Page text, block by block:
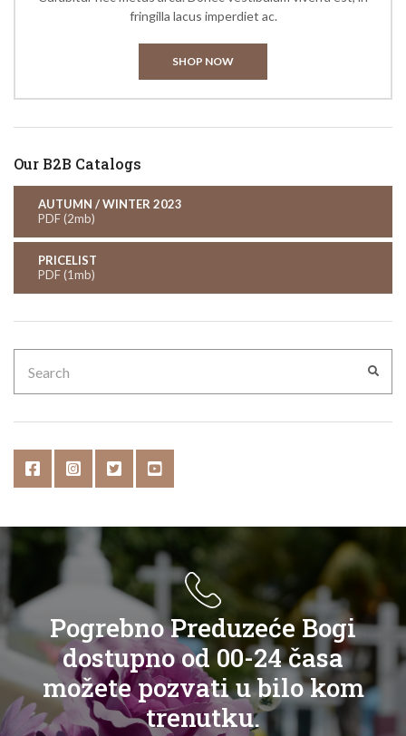
fringilla lacus imperdiet ac.
SHOP NOW
Our B2B Catalogs
AUTUMN / WINTER 2023
PDF (2mb)
PRICELIST
PDF (1mb)
for:
Pogrebno Preduzeće Bogi
dostupno od 00-24 časa
možete pozvati u bilo kom
trenutku.